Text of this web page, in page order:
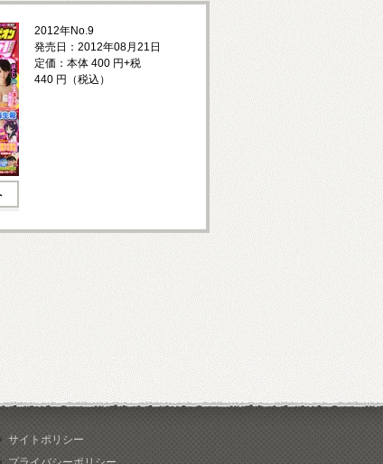
2012年No.9
発売日：2012年08月21日
定価：本体 400 円+税
440 円（税込）
サイトポリシー